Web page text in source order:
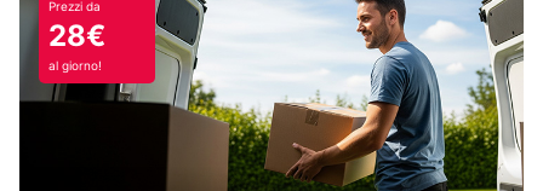
Prezzi da
28€
al giorno!